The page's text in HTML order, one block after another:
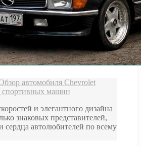
автомобиля Chevrolet
машин
и элегантного дизайна
знаковых представителей,
сердца автолюбителей по всему